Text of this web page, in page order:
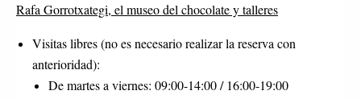
Rafa Gorrotxategi, el museo del chocolate y talleres
Visitas libres (no es necesario realizar la reserva con
anterioridad):
De martes a viernes: 09:00-14:00 / 16:00-19:00